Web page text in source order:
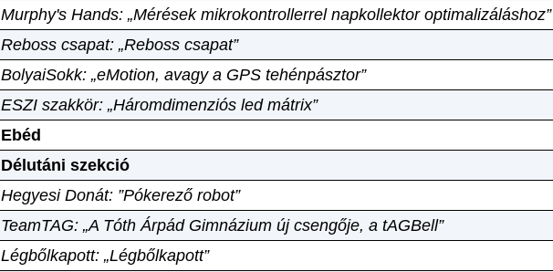
Murphy's Hands: „Mérések mikrokontrollerrel napkollektor optimalizáláshoz”
Reboss csapat: „Reboss csapat”
BolyaiSokk: „eMotion, avagy a GPS tehénpásztor”
ESZI szakkör: „Háromdimenziós led mátrix”
Ebéd
Délutáni szekció
Hegyesi Donát: ”Pókerező robot”
TeamTAG: „A Tóth Árpád Gimnázium új csengője, a tAGBell”
Légbőlkapott: „Légbőlkapott”